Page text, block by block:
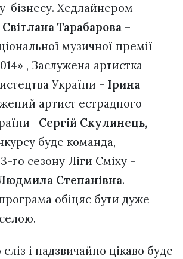
бізнесу. Хедлайнером
Світлана Тарабарова –
музичної премії
, Заслужена артистка
України – Ірина
артист естрадного
Сергій Скулинець,
буде команда,
го сезону Ліги Сміху –
Степанівна.
обіцяє бути дуже
і надзвичайно цікаво буде